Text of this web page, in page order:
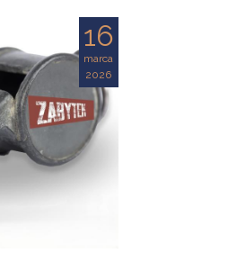
16
marca
2026